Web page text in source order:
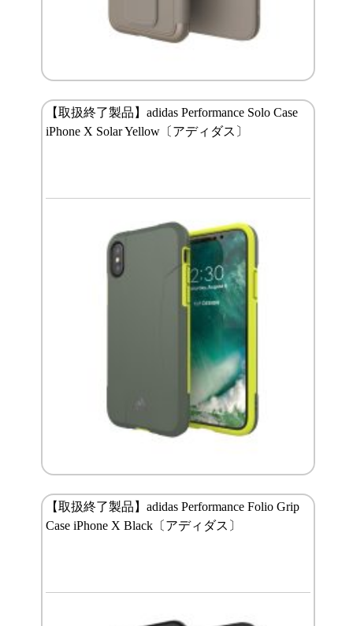
【取扱終了製品】adidas Performance Solo Case
iPhone X Solar Yellow〔アディダス〕
【取扱終了製品】adidas Performance Folio Grip
Case iPhone X Black〔アディダス〕